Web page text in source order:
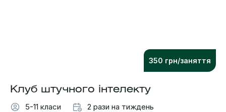
350 грн/заняття
Клуб штучного інтелекту
5-11 класи
2 рази на тиждень